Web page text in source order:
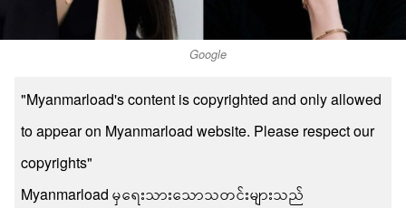
Google
"Myanmarload's content is copyrighted and only allowed
to appear on Myanmarload website. Please respect our
copyrights"
Myanmarload မှရေးသားသောသတင်းများသည်